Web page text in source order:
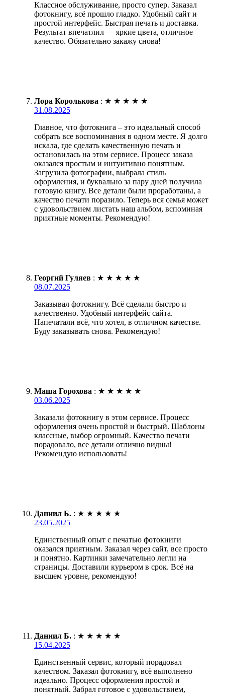
Классное обслуживание, просто супер. Заказал
фотокнигу, всё прошло гладко. Удобный сайт и
простой интерфейс. Быстрая печать и доставка.
Результат впечатлил — яркие цвета, отличное
качество. Обязательно закажу снова!
Лора Королькова : ★ ★ ★ ★ ★
31.08.2025
Главное, что фотокнига – это идеальный способ
собрать все воспоминания в одном месте. Я долго
искала, где сделать качественную печать и
остановилась на этом сервисе. Процесс заказа
оказался простым и интуитивно понятным.
Загрузила фотографии, выбрала стиль
оформления, и буквально за пару дней получила
готовую книгу. Все детали были проработаны, а
качество печати поразило. Теперь вся семья может
с удовольствием листать наш альбом, вспоминая
приятные моменты. Рекомендую!
Георгий Гуляев : ★ ★ ★ ★ ★
08.07.2025
Заказывал фотокнигу. Всё сделали быстро и
качественно. Удобный интерфейс сайта.
Напечатали всё, что хотел, в отличном качестве.
Буду заказывать снова. Рекомендую!
Маша Горохова : ★ ★ ★ ★ ★
03.06.2025
Заказали фотокнигу в этом сервисе. Процесс
оформления очень простой и быстрый. Шаблоны
классные, выбор огромный. Качество печати
порадовало, все детали отлично видны!
Рекомендую использовать!
Даниил Б. : ★ ★ ★ ★ ★
23.05.2025
Единственный опыт с печатью фотокниги
оказался приятным. Заказал через сайт, все просто
и понятно. Картинки замечательно легли на
страницы. Доставили курьером в срок. Всё на
высшем уровне, рекомендую!
Даниил Б. : ★ ★ ★ ★ ★
15.04.2025
Единственный сервис, который порадовал
качеством. Заказал фотокнигу, всё выполнено
идеально. Процесс оформления простой и
понятный. Забрал готовое с удовольствием,